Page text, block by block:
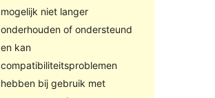
mogelijk niet langer
onderhouden of ondersteund
en kan
compatibiliteitsproblemen
hebben bij gebruik met